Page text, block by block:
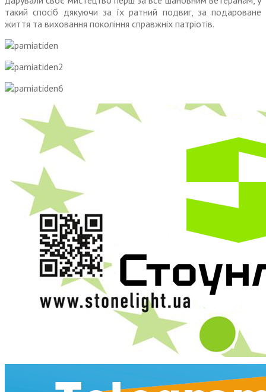
такий спосіб дякуючи за їх ратний подвиг, за подароване
життя та виховання покоління справжніх патріотів.